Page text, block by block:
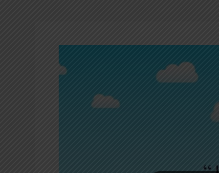
Pembelajaran
Dasar